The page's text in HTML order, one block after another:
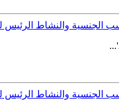
والنشاط الرئيس
والنشاط الرئيس